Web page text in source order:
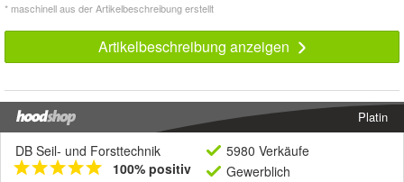
* maschinell aus der Artikelbeschreibung erstellt
Artikelbeschreibung anzeigen
Platin
DB Seil- und Forsttechnik
100% positiv
5980 Verkäufe
Gewerblich